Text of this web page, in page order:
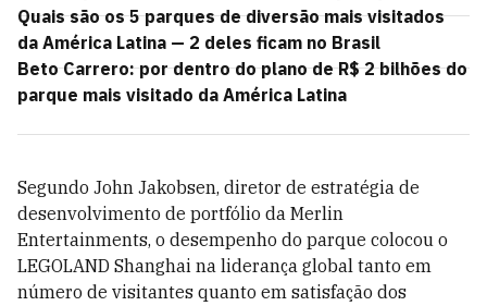
Quais são os 5 parques de diversão mais visitados
da América Latina — 2 deles ficam no Brasil
Beto Carrero: por dentro do plano de R$ 2 bilhões do
parque mais visitado da América Latina
Segundo John Jakobsen, diretor de estratégia de
desenvolvimento de portfólio da Merlin
Entertainments, o desempenho do parque colocou o
LEGOLAND Shanghai na liderança global tanto em
número de visitantes quanto em satisfação dos